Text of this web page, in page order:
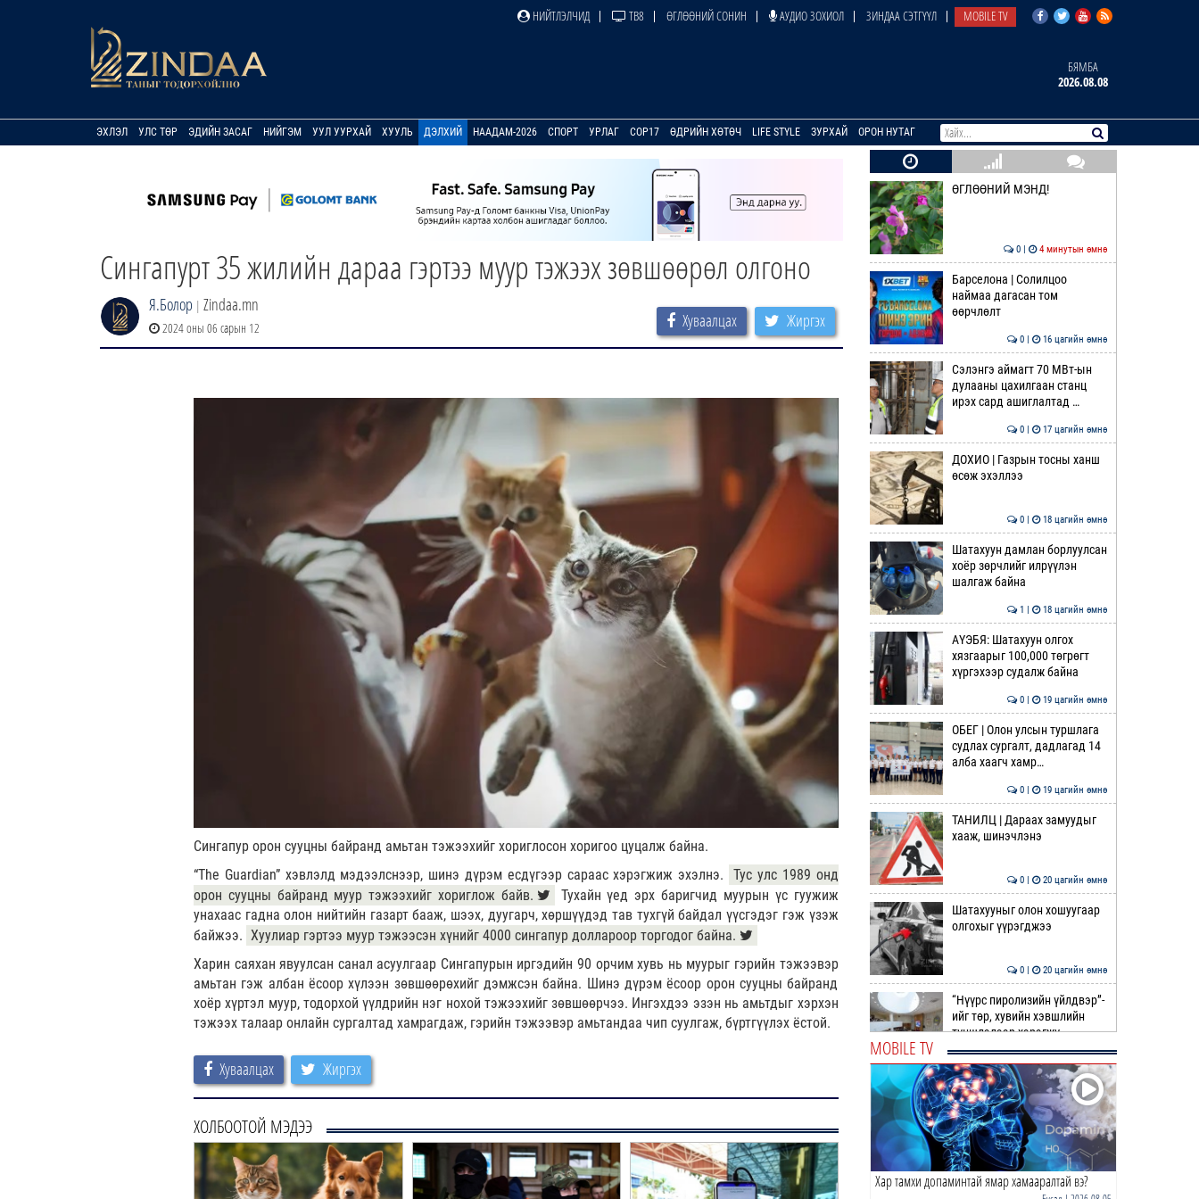
НИЙТЛЭЛЧИД ТВ8 ӨГЛӨӨНИЙ СОНИН АУДИО ЗОХИОЛ ЗИНДАА СЭТГҮҮЛ MOBILE TV
БЯМБА
2026.08.08
ЭХЛЭЛ УЛС ТӨР ЭДИЙН ЗАСАГ НИЙГЭМ УУЛ УУРХАЙ ХУУЛЬ ДЭЛХИЙ НААДАМ-2026 СПОРТ УРЛАГ COP17 ӨДРИЙН ХӨТӨЧ LIFE STYLE ЗУРХАЙ ОРОН НУТАГ
Сингапурт 35 жилийн дараа гэртээ муур тэжээх зөвшөөрөл олгоно
Я.Болор | Zindaa.mn
2024 оны 06 сарын 12 Хуваалцах Жиргэх
Сингапур орон сууцны байранд амьтан тэжээхийг хориглосон хоригоо цуцалж байна.
“The Guardian” хэвлэлд мэдээлснээр, шинэ дүрэм есдүгээр сараас хэрэгжиж эхэлнэ.
Тус улс 1989 онд
орон сууцны байранд муур тэжээхийг хориглож байв.
Тухайн үед эрх баригчид муурын үс гуужиж
унахаас гадна олон нийтийн газарт бааж, шээх, дуугарч, хөршүүдэд тав тухгүй байдал үүсгэдэг гэж үзэж
байжээ. Хуулиар гэртээ муур тэжээсэн хүнийг 4000 сингапур доллароор торгодог байна.
Харин саяхан явуулсан санал асуулгаар Сингапурын иргэдийн 90 орчим хувь нь муурыг гэрийн тэжээвэр
амьтан гэж албан ёсоор хүлээн зөвшөөрөхийг дэмжсэн байна. Шинэ дүрэм ёсоор орон сууцны байранд
хоёр хүртэл муур, тодорхой үүлдрийн нэг нохой тэжээхийг зөвшөөрчээ. Ингэхдээ эзэн нь амьтдыг хэрхэн
тэжээх талаар онлайн сургалтад хамрагдаж, гэрийн тэжээвэр амьтандаа чип суулгаж, бүртгүүлэх ёстой.
Хуваалцах Жиргэх
ХОЛБООТОЙ МЭДЭЭ
ӨГЛӨӨНИЙ МЭНД!
0 | 4 минутын өмнө
Барселона | Солилцоо
наймаа дагасан том
өөрчлөлт
0 | 16 цагийн өмнө
Сэлэнгэ аймагт 70 МВт-ын
дулааны цахилгаан станц
ирэх сард ашиглалтад …
0 | 17 цагийн өмнө
ДОХИО | Газрын тосны ханш
өсөж эхэллээ
0 | 18 цагийн өмнө
Шатахуун дамлан борлуулсан
хоёр зөрчлийг илрүүлэн
шалгаж байна
1 | 18 цагийн өмнө
АҮЭБЯ: Шатахуун олгох
хязгаарыг 100,000 төгрөгт
хүргэхээр судалж байна
0 | 19 цагийн өмнө
ОБЕГ | Олон улсын туршлага
судлах сургалт, дадлагад 14
алба хаагч хамр…
0 | 19 цагийн өмнө
ТАНИЛЦ | Дараах замуудыг
хааж, шинэчлэнэ
0 | 20 цагийн өмнө
Шатахууныг олон хошуугаар
олгохыг үүрэгджээ
0 | 20 цагийн өмнө
“Нүүрс пиролизийн үйлдвэр”-
ийг төр, хувийн хэвшлийн
түншлэлээр хэрэгжү…
"COP17 ба COP31 хурлын
уялдаа нь Риогийн
конвенцийн хэрэгжилтийг
ахиул…
0 | 21 цагийн өмнө
Монгол төрийн парадокс нь
MOBILE TV
Хар тамхи допаминтай ямар хамааралтай вэ?